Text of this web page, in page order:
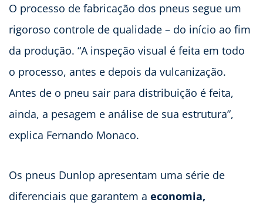
O processo de fabricação dos pneus segue um
rigoroso controle de qualidade – do início ao fim
da produção. “A inspeção visual é feita em todo
o processo, antes e depois da vulcanização.
Antes de o pneu sair para distribuição é feita,
ainda, a pesagem e análise de sua estrutura”,
explica Fernando Monaco.
Os pneus Dunlop apresentam uma série de
diferenciais que garantem a economia,